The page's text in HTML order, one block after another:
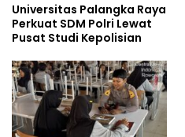
Universitas Palangka Raya
Perkuat SDM Polri Lewat
Pusat Studi Kepolisian